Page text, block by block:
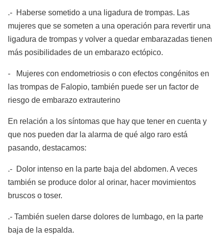
.- Haberse sometido a una ligadura de trompas. Las
mujeres que se someten a una operación para revertir una
ligadura de trompas y volver a quedar embarazadas tienen
más posibilidades de un embarazo ectópico.
- Mujeres con endometriosis o con efectos congénitos en
las trompas de Falopio, también puede ser un factor de
riesgo de embarazo extrauterino
En relación a los síntomas que hay que tener en cuenta y
que nos pueden dar la alarma de qué algo raro está
pasando, destacamos:
.- Dolor intenso en la parte baja del abdomen. A veces
también se produce dolor al orinar, hacer movimientos
bruscos o toser.
.- También suelen darse dolores de lumbago, en la parte
baja de la espalda.